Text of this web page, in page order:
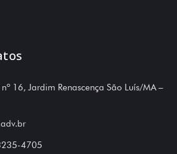
16, Jardim Renascença São Luís/MA –
4705